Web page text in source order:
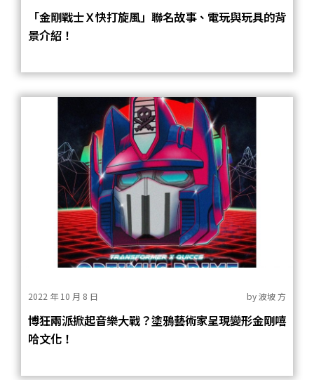
「金剛戰士Ｘ快打旋風」聯名故事、電玩與玩具的背
景介紹！
2022 年 10 月 8 日 by波坡 方
博狂兩派掀起音樂大戰？塗鴉藝術家呈現變形金剛嘻
哈文化！